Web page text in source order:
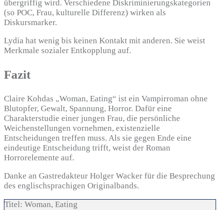
übergriffig wird. Verschiedene Diskriminierungskategorien
(so POC, Frau, kulturelle Differenz) wirken als
Diskursmarker.
Lydia hat wenig bis keinen Kontakt mit anderen. Sie weist
Merkmale sozialer Entkopplung auf.
Fazit
Claire Kohdas „Woman, Eating“ ist ein Vampirroman ohne
Blutopfer, Gewalt, Spannung, Horror. Dafür eine
Charakterstudie einer jungen Frau, die persönliche
Weichenstellungen vornehmen, existenzielle
Entscheidungen treffen muss. Als sie gegen Ende eine
eindeutige Entscheidung trifft, weist der Roman
Horrorelemente auf.
Danke an Gastredakteur Holger Wacker für die Besprechung
des englischsprachigen Originalbands.
Titel: Woman, Eating